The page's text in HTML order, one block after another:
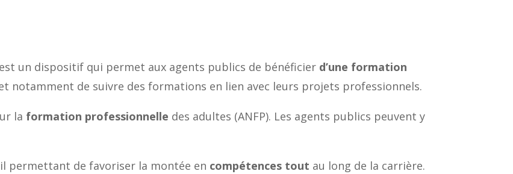
un dispositif qui permet aux agents publics de bénéficier d’une formation
notamment de suivre des formations en lien avec leurs projets professionnels.
la formation professionnelle des adultes (ANFP). Les agents publics peuvent y
permettant de favoriser la montée en compétences tout au long de la carrière.